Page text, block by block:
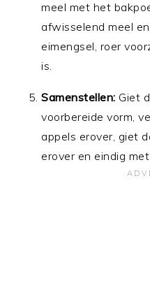
meel met het
afwisselend meel
eimengsel, roer
is.
Samenstellen: Giet
voorbereide vorm,
appels erover, giet
erover en eindig